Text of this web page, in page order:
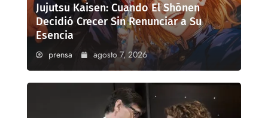
Jujutsu Kaisen: Cuando El Shōnen
Decidió Crecer Sin Renunciar a Su
Esencia
prensa agosto 7, 2026